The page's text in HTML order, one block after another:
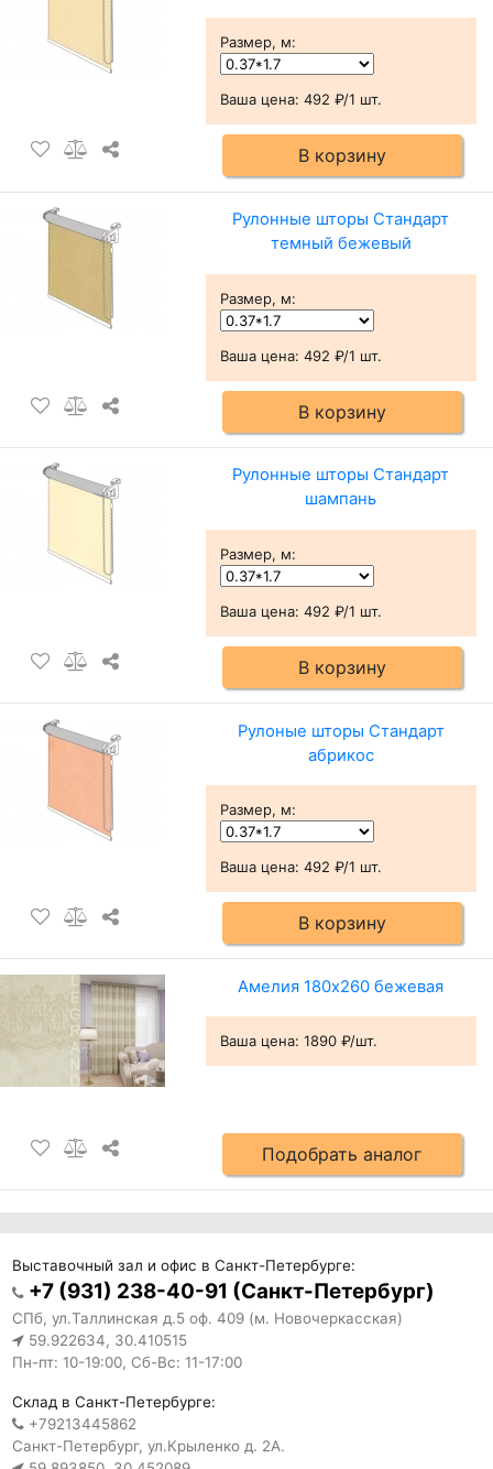
Размер, м:
Ваша цена: 492 ₽/1 шт.
В корзину
Рулонные шторы Стандарт
темный бежевый
Размер, м:
Ваша цена: 492 ₽/1 шт.
В корзину
Рулонные шторы Стандарт
шампань
Размер, м:
Ваша цена: 492 ₽/1 шт.
В корзину
Рулоные шторы Стандарт
абрикос
Размер, м:
Ваша цена: 492 ₽/1 шт.
В корзину
Амелия 180х260 бежевая
Ваша цена: 1890 ₽/шт.
Подобрать аналог
Выставочный зал и офис в Санкт-Петербурге:
+7 (931) 238-40-91 (Санкт-Петербург)
СПб, ул.Таллинская д.5 оф. 409 (м. Новочеркасская)
59.922634, 30.410515
Пн-пт: 10-19:00, Сб-Вс: 11-17:00
Склад в Санкт-Петербурге:
+79213445862
Санкт-Петербург, ул.Крыленко д. 2А.